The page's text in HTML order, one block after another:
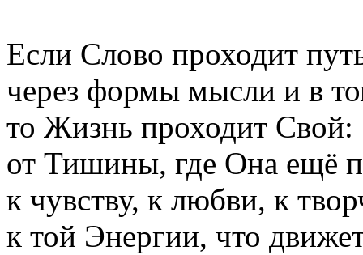
Если Слово проходит
через формы мысли и в
то Жизнь проходит Свой:
от Тишины, где Она ещё
к чувству, к любви, к
к той Энергии, что